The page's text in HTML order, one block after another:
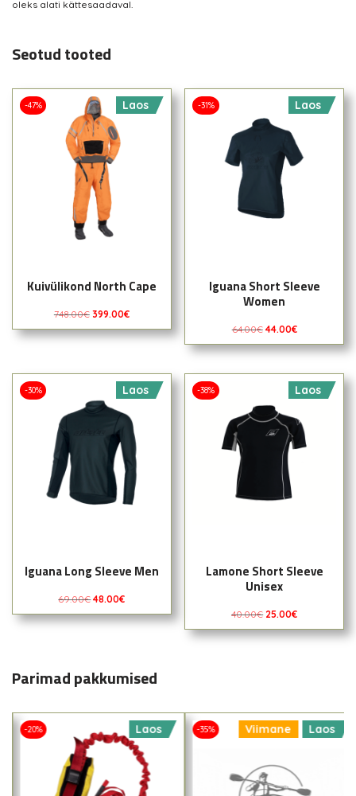
oleks alati kättesaadaval.
Seotud tooted
-47% Laos
Kuivülikond North Cape
748.00€ 399.00€
-31% Laos
Iguana Short Sleeve
Women
64.00€ 44.00€
-30% Laos
Iguana Long Sleeve Men
69.00€ 48.00€
-38% Laos
Lamone Short Sleeve
Unisex
40.00€ 25.00€
Parimad pakkumised
-20% Laos -35% Viimane Laos